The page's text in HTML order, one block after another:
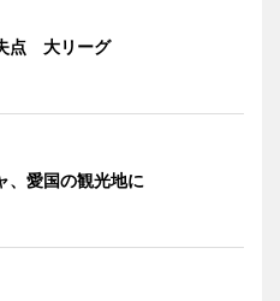
点 大リーグ
、愛国の観光地に